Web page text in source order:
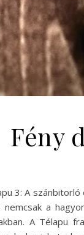
Fény
3: A
nemcsak a
A Télapu